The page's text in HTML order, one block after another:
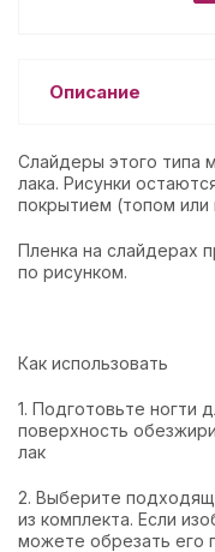
Описание
Слайдеры этого типа
лака. Рисунки
покрытием (топом или
Пленка на слайдерах
по рисунком.
Как использовать
1. Подготовьте ногти
поверхность
лак
2. Выберите
из комплекта. Если
можете обрезать его